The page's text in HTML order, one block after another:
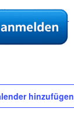
hinzufügen